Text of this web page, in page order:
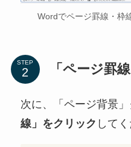
Wordでページ罫線・枠
STEP 「ページ罫
次に、「ページ背景
線」をクリック してく